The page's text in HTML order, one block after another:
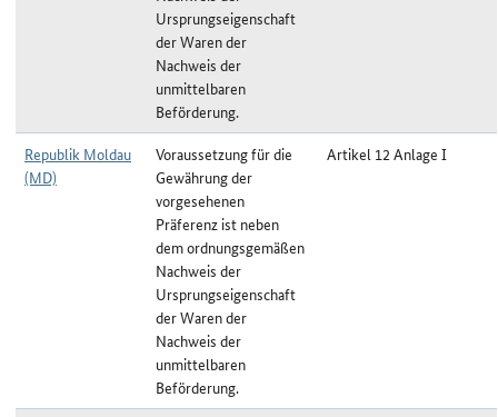
Ursprungseigenschaft
der Waren der
Nachweis der
unmittelbaren
Beförderung.
Republik Moldau
(MD)
Voraussetzung für die
Gewährung der
vorgesehenen
Präferenz ist neben
dem ordnungsgemäßen
Nachweis der
Ursprungseigenschaft
der Waren der
Nachweis der
unmittelbaren
Beförderung.
Artikel 12 Anlage I